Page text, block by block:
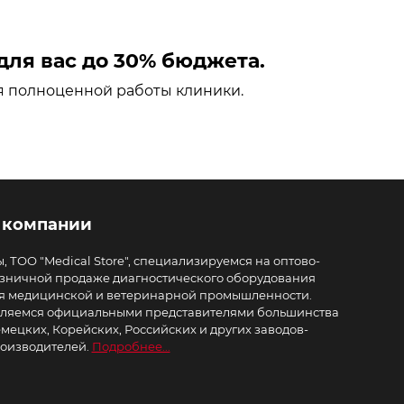
вас до 30% бюджета.
полноценной работы клиники.
ТОО "Medical Store", специализируемся на оптово-
продаже диагностического оборудования
медицинской и ветеринарной промышленности.
официальными представителями большинства
Корейских, Российских и других заводов-
Подробнее...